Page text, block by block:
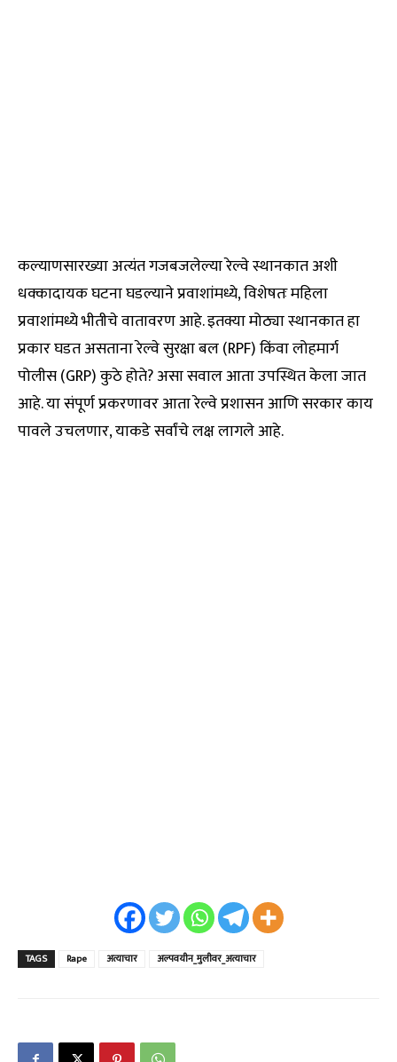
कल्याणसारख्या अत्यंत गजबजलेल्या रेल्वे स्थानकात अशी
धक्कादायक घटना घडल्याने प्रवाशांमध्ये, विशेषतः महिला
प्रवाशांमध्ये भीतीचे वातावरण आहे. इतक्या मोठ्या स्थानकात हा
प्रकार घडत असताना रेल्वे सुरक्षा बल (RPF) किंवा लोहमार्ग
पोलीस (GRP) कुठे होते? असा सवाल आता उपस्थित केला जात
आहे. या संपूर्ण प्रकरणावर आता रेल्वे प्रशासन आणि सरकार काय
पावले उचलणार, याकडे सर्वांचे लक्ष लागले आहे.
TAGS Rape अत्याचार अल्पवयीन_मुलीवर_अत्याचार